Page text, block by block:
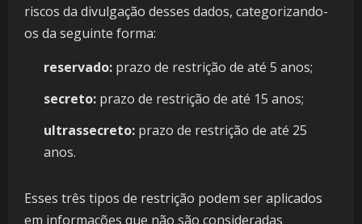
riscos da divulgação desses dados, categorizando-
os da seguinte forma:
reservado: prazo de restrição de até 5 anos;
secreto: prazo de restrição de até 15 anos;
ultrassecreto: prazo de restrição de até 25
anos.
Esses três tipos de restrição podem ser aplicados
em informações que não são consideradas